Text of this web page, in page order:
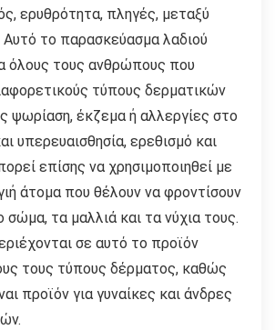
ερυθρότητα, πληγές, μεταξύ
το παρασκεύασμα λαδιού
όλους τους ανθρώπους που
τύπους δερματικών
έκζεμα ή αλλεργίες στο
υπερευαισθησία, ερεθισμό και
επίσης να χρησιμοποιηθεί με
άτομα που θέλουν να φροντίσουν
τα μαλλιά και τα νύχια τους.
σε αυτό το προϊόν
τους τύπους δέρματος, καθώς
προϊόν για γυναίκες και άνδρες